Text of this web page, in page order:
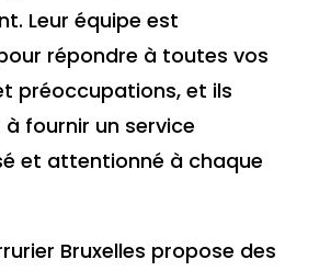
Leur équipe est
répondre à toutes vos
préoccupations, et ils
à fournir un service
et attentionné à chaque
Bruxelles propose des